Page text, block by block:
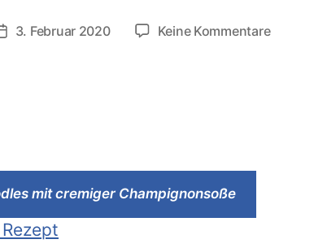
Veröffentlichungsdatum
3. Februar 2020 Keine Kommentarezu
mit cremiger Champignonsoße